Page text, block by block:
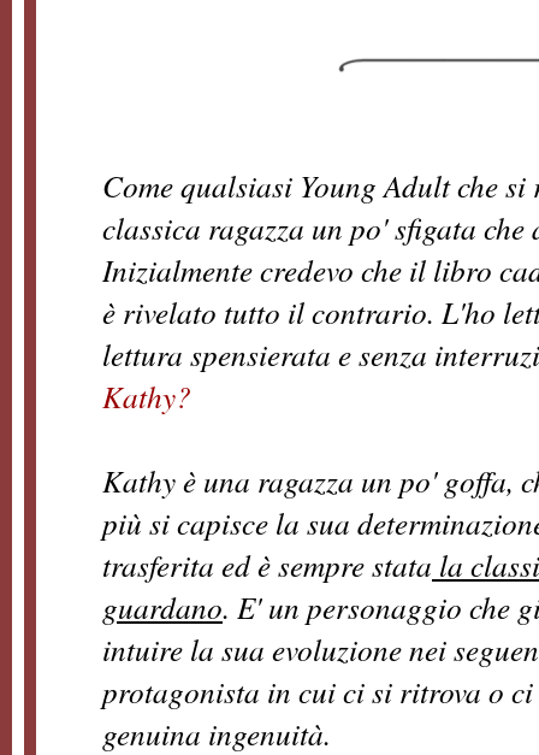
Come qualsiasi Young Adult che
classica ragazza un po' sfigata
Inizialmente credevo che il libro
è rivelato tutto il contrario. L'ho
lettura spensierata e senza
Kathy?
Kathy è una ragazza un po' goffa,
più si capisce la sua
trasferita ed è sempre stata la
guardano. E' un personaggio che
intuire la sua evoluzione nei
protagonista in cui ci si ritrova o
genuina ingenuità.